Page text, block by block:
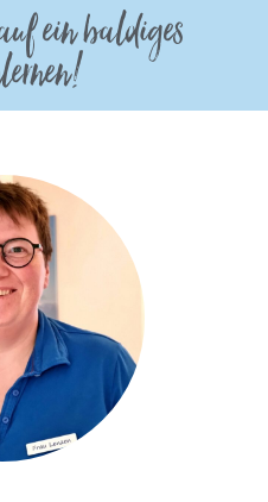
ein baldiges
ich Menschen
ihnen ein
glückliches